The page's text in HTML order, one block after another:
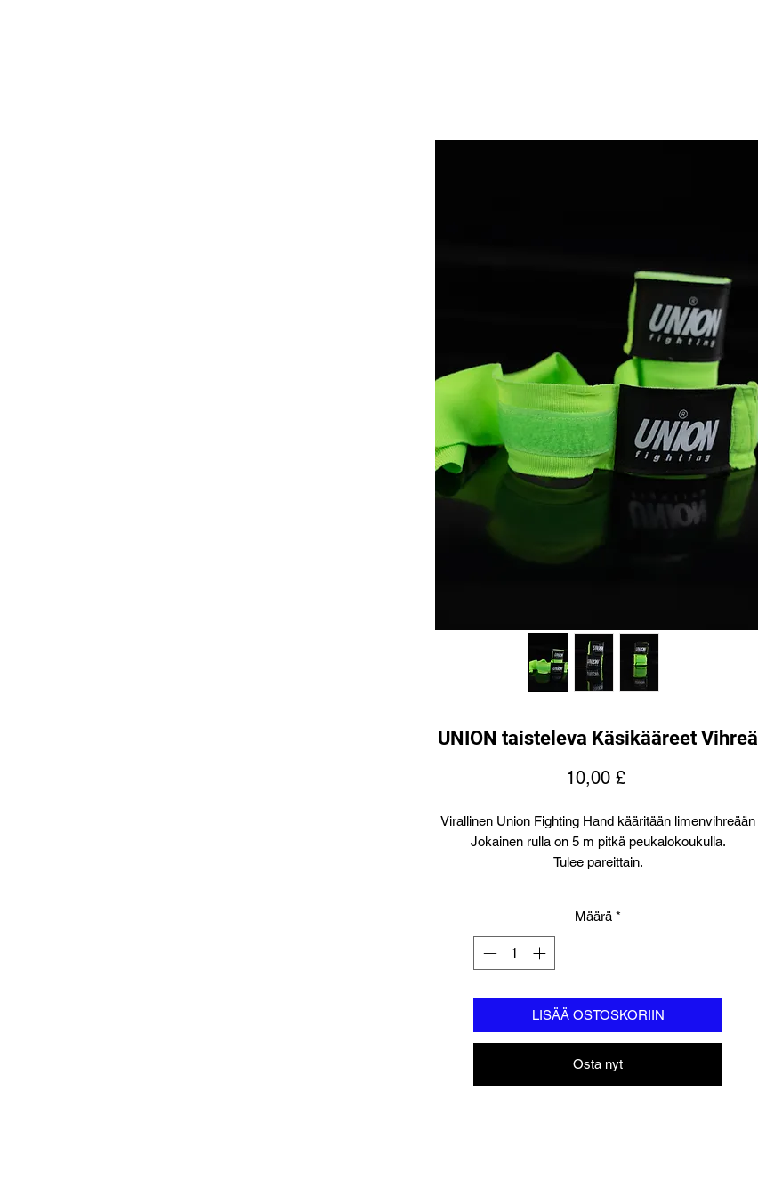
UNION taisteleva Käsikääreet Vihreä
10,00 £Hinta
Virallinen Union Fighting Hand kääritään limenvihreään
Jokainen rulla on 5 m pitkä peukalokoukulla.
Tulee pareittain.
Määrä *
LISÄÄ OSTOSKORIIN
Osta nyt